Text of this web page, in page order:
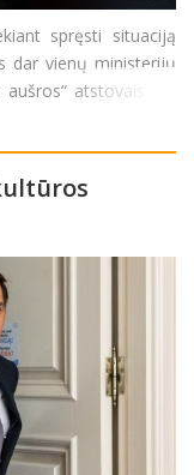
spręsti situaciją
dar vienų ministerijų
atstovais dėl
kalbėtis kitą savaitę.